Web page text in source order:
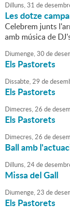
Dilluns,31 de
Les dotze
Celebrem junts
amb música de
Diumenge,30 de
Els Pastorets
Dissabte,29 de
Els Pastorets
Dimecres,26 de
Els Pastorets
Dimecres,26 de
Ball amb
Dilluns,24de
Missa del Gall
Diumenge,23 de
Els Pastorets